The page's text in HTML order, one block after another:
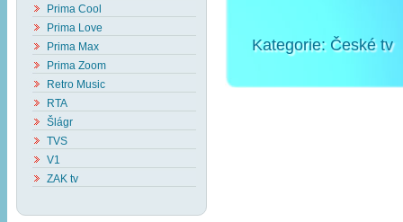
Prima Cool
Prima Love
Prima Max
Prima Zoom
Retro Music
RTA
Šlágr
TVS
V1
ZAK tv
Kategorie: České tv